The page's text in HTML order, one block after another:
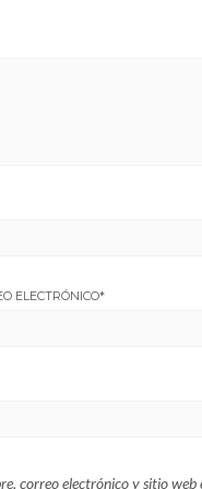
ELECTRÓNICO*
correo electrónico y sitio web